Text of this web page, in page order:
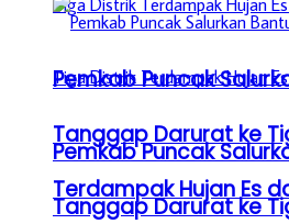
Pemkab Puncak
Tanggap Darurat ke
Terdampak Hujan Es
Pemkab Puncak
Tanggap Darurat ke